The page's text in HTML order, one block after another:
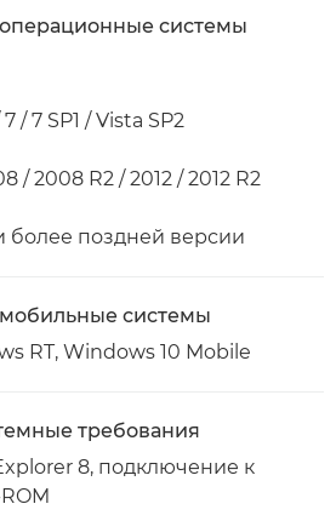
системы
/ 7 SP1 / Vista SP2
/ 2008 R2 / 2012 / 2012 R2
более поздней версии
системы
RT, Windows 10 Mobile
требования
8, подключение к